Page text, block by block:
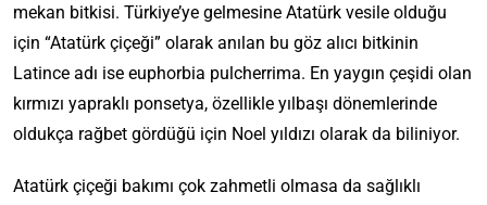
mekan bitkisi. Türkiye’ye gelmesine Atatürk vesile olduğu
için “Atatürk çiçeği” olarak anılan bu göz alıcı bitkinin
Latince adı ise euphorbia pulcherrima. En yaygın çeşidi olan
kırmızı yapraklı ponsetya, özellikle yılbaşı dönemlerinde
oldukça rağbet gördüğü için Noel yıldızı olarak da biliniyor.
Atatürk çiçeği bakımı çok zahmetli olmasa da sağlıklı